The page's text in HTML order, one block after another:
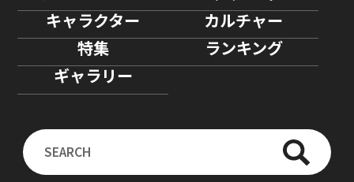
キャラクター
カルチャー
特集
ランキング
ギャラリー